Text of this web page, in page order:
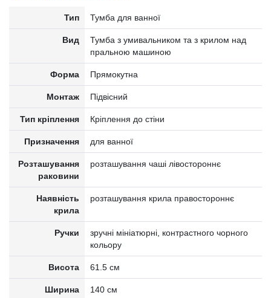
Тип Тумба для ванної
Вид
Тумба з умивальником та з крилом над
пральною машиною
Форма Прямокутна
Монтаж Підвісний
Тип кріплення Кріплення до стіни
Призначення для ванної
Розташування
раковини
розташування чаші лівостороннє
Наявність
крила
розташування крила правостороннє
Ручки
зручні мініатюрні, контрастного чорного
кольору
Висота 61.5 см
Ширина 140 см